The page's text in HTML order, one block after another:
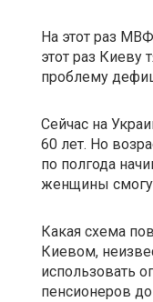
На этот раз
этот раз Киеву
проблему
Сейчас на
60 лет. Но
по полгода
женщины
Какая схема
Киевом,
использовать
пенсионеров